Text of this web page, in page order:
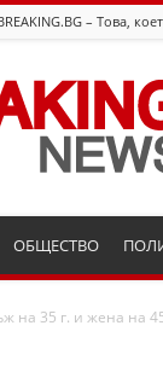
– Това,
Breaking.bg
ОБЩЕСТВО
на 35 г. и жена на